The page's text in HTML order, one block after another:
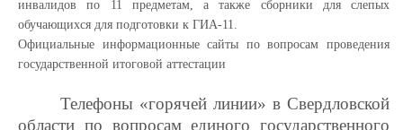
инвалидов по 11 предметам, а также сборники для слепых
обучающихся для подготовки к ГИА-11.
Официальные информационные сайты по вопросам проведения
государственной итоговой аттестации
Телефоны «горячей линии» в Свердловской
области по вопросам единого государственного